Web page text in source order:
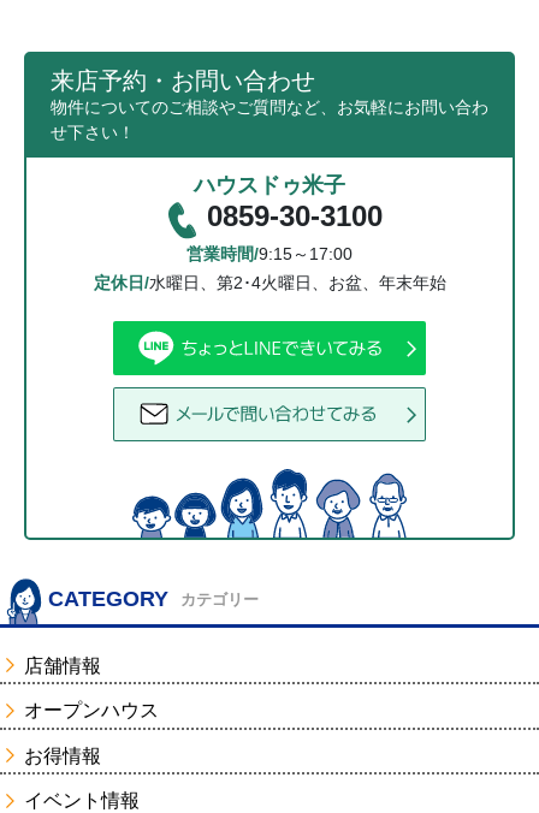
来店予約・お問い合わせ
物件についてのご相談やご質問など、お気軽にお問い合わ
せ下さい！
ハウスドゥ米子
0859-30-3100
営業時間/9:15～17:00
定休日/水曜日、第2･4火曜日、お盆、年末年始
CATEGORY カテゴリー
店舗情報
オープンハウス
お得情報
イベント情報